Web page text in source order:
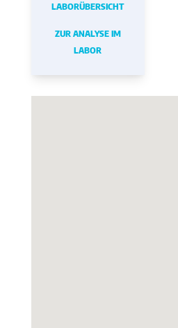
LABORÜBERSICHT
ZUR ANALYSE IM
LABOR